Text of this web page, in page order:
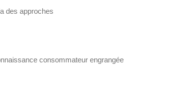
des approches
consommateur engrangée